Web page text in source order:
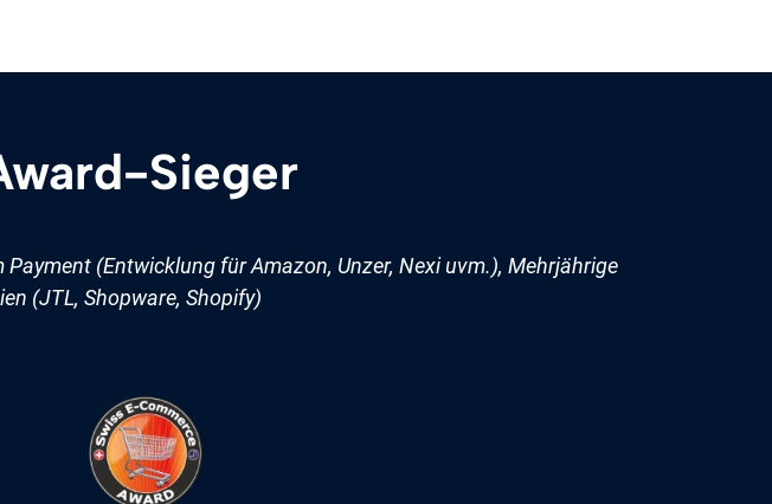
Sieger
(Entwicklung für Amazon, Unzer, Nexi uvm.), Mehrjährige
(JTL, Shopware, Shopify)